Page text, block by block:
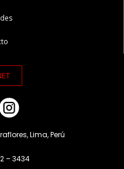
Lima, Perú
– 3434